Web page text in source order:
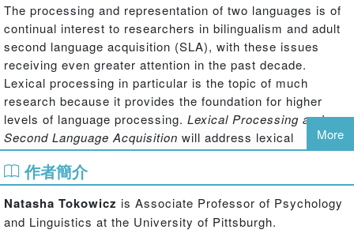
The processing and representation of two languages is of
continual interest to researchers in bilingualism and adult
second language acquisition (SLA), with these issues
receiving even greater attention in the past decade.
Lexical processing in particular is the topic of much
research because it provides the foundation for higher
levels of language processing. Lexical Processing and
Second Language Acquisition will address lexical
processing and vocabulary acquisition, integrating
converging research and perspectives from cognitive
science and SLA. The first section of the book will provide
an overview of the theories of lexical processing and
representation. The second section will summarize the
More
作者簡介
Natasha Tokowicz is Associate Professor of Psychology
and Linguistics at the University of Pittsburgh.